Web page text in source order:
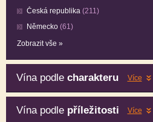
Česká republika (211)
Německo (61)
Zobrazit vše »
Více
Vína podle charakteru
Více
Vína podle příležitosti